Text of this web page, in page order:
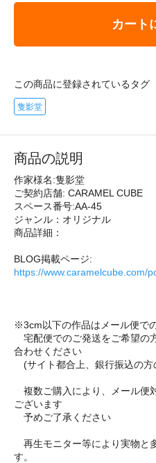
カート
この商品に登録されているタグ
隻影堂
商品の説明
作家様名:隻影堂
ご契約店舗: CARAMEL CUBE
スペース番号:AA-45
ジャンル：オリジナル
商品詳細：
BLOG掲載ページ:
https://www.caramelcube.com/
※3cm以下の作品はメール便で
宅配便でのご発送をご希望の
合わせください
(サイト都合上、銀行振込の方
複数ご購入により、メール便
ございます
予めご了承ください
再生モニター等により実物と
す。